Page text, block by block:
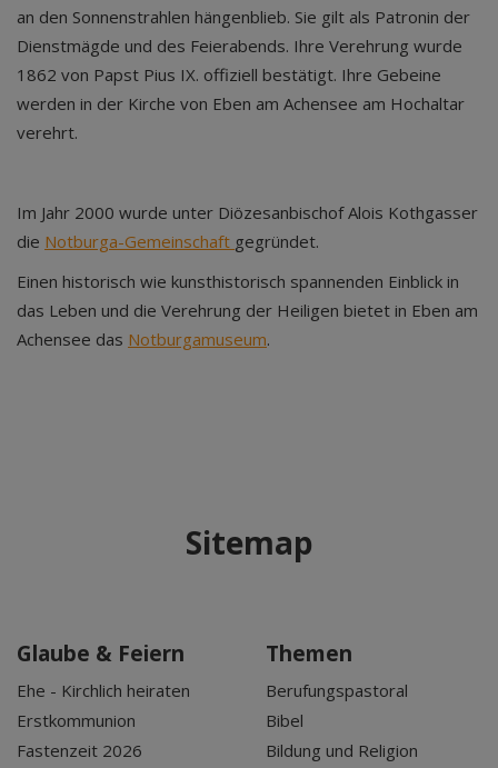
an den Sonnenstrahlen hängenblieb. Sie gilt als Patronin der
Dienstmägde und des Feierabends. Ihre Verehrung wurde
1862 von Papst Pius IX. offiziell bestätigt. Ihre Gebeine
werden in der Kirche von Eben am Achensee am Hochaltar
verehrt.
Im Jahr 2000 wurde unter Diözesanbischof Alois Kothgasser
die Notburga-Gemeinschaft gegründet.
Einen historisch wie kunsthistorisch spannenden Einblick in
das Leben und die Verehrung der Heiligen bietet in Eben am
Achensee das Notburgamuseum.
Sitemap
Glaube & Feiern
Ehe - Kirchlich heiraten
Erstkommunion
Fastenzeit 2026
Themen
Berufungspastoral
Bibel
Bildung und Religion